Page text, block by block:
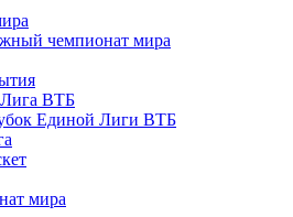
чемпионат мира
ВТБ
Единой Лиги ВТБ
мира